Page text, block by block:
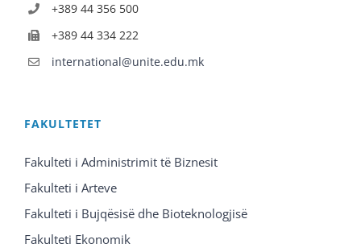
+389 44 356 500
+389 44 334 222
international@unite.edu.mk
FAKULTETET
Fakulteti i Administrimit të Biznesit
Fakulteti i Arteve
Fakulteti i Bujqësisë dhe Bioteknologjisë
Fakulteti Ekonomik